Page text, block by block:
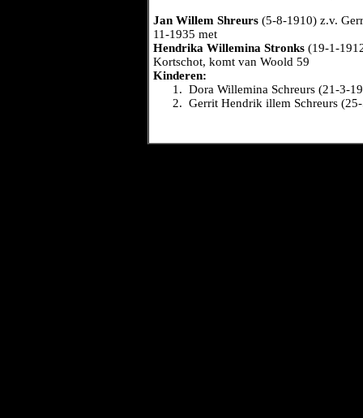
Jan Willem Shreurs (5-8-1910) z.v.
11-1935 met
Hendrika Willemina Stronks (19-1-
Kortschot, komt van Woold 59
Kinderen:
1. Dora Willemina Schreurs (21-3-
2. Gerrit Hendrik illem Schreurs